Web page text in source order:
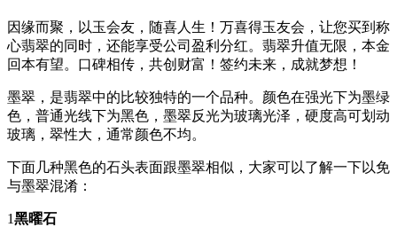
因缘而聚，以玉会友，随喜人生！万喜得玉友会，让您买到称
心翡翠的同时，还能享受公司盈利分红。翡翠升值无限，本金
回本有望。口碑相传，共创财富！签约未来，成就梦想！
墨翠，是翡翠中的比较独特的一个品种。颜色在强光下为墨绿
色，普通光线下为黑色，墨翠反光为玻璃光泽，硬度高可划动
玻璃，翠性大，通常颜色不均。
下面几种黑色的石头表面跟墨翠相似，大家可以了解一下以免
与墨翠混淆：
1黑曜石